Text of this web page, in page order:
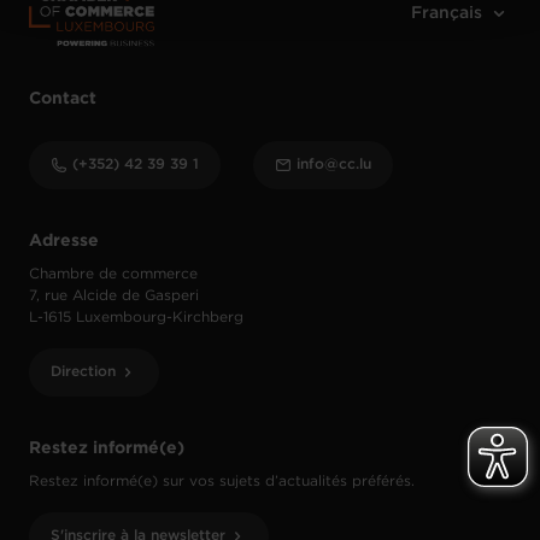
Restez informé(e)
Restez informé(e) sur vos sujets d’actualités préférés.
S'inscrire à la newsletter
Adresse
Chambre de commerce
7, rue Alcide de Gasperi
L-1615 Luxembourg-Kirchberg
Direction
Contact
(+352) 42 39 39 1 info@cc.lu